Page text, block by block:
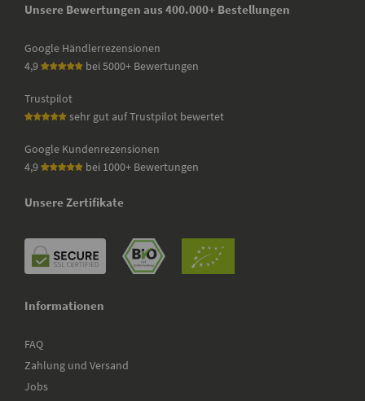
Unsere Bewertungen aus 400.000+ Bestellungen
Google Händlerrezensionen
4,9
bei 5000+ Bewertungen
Trustpilot
sehr gut auf Trustpilot bewertet
Google Kundenrezensionen
4,9
bei 1000+ Bewertungen
Unsere Zertifikate
Informationen
FAQ
Zahlung und Versand
Jobs